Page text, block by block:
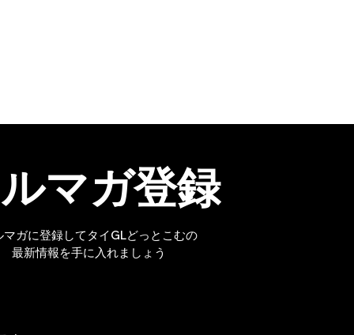
マガ登録
マガに登録してタイGLどっとこむの
最新情報を手に入れましょう